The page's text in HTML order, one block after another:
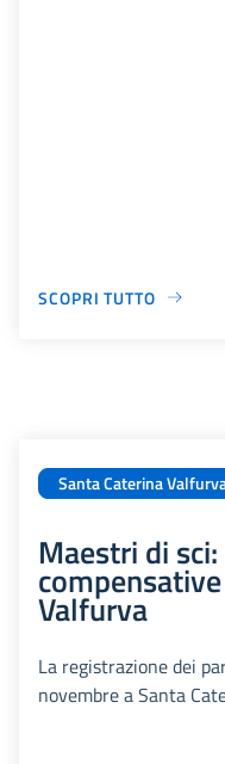
SCOPRI TUTTO
Santa Caterina
Maestri di
Valfurva
La registrazione dei
novembre a Santa